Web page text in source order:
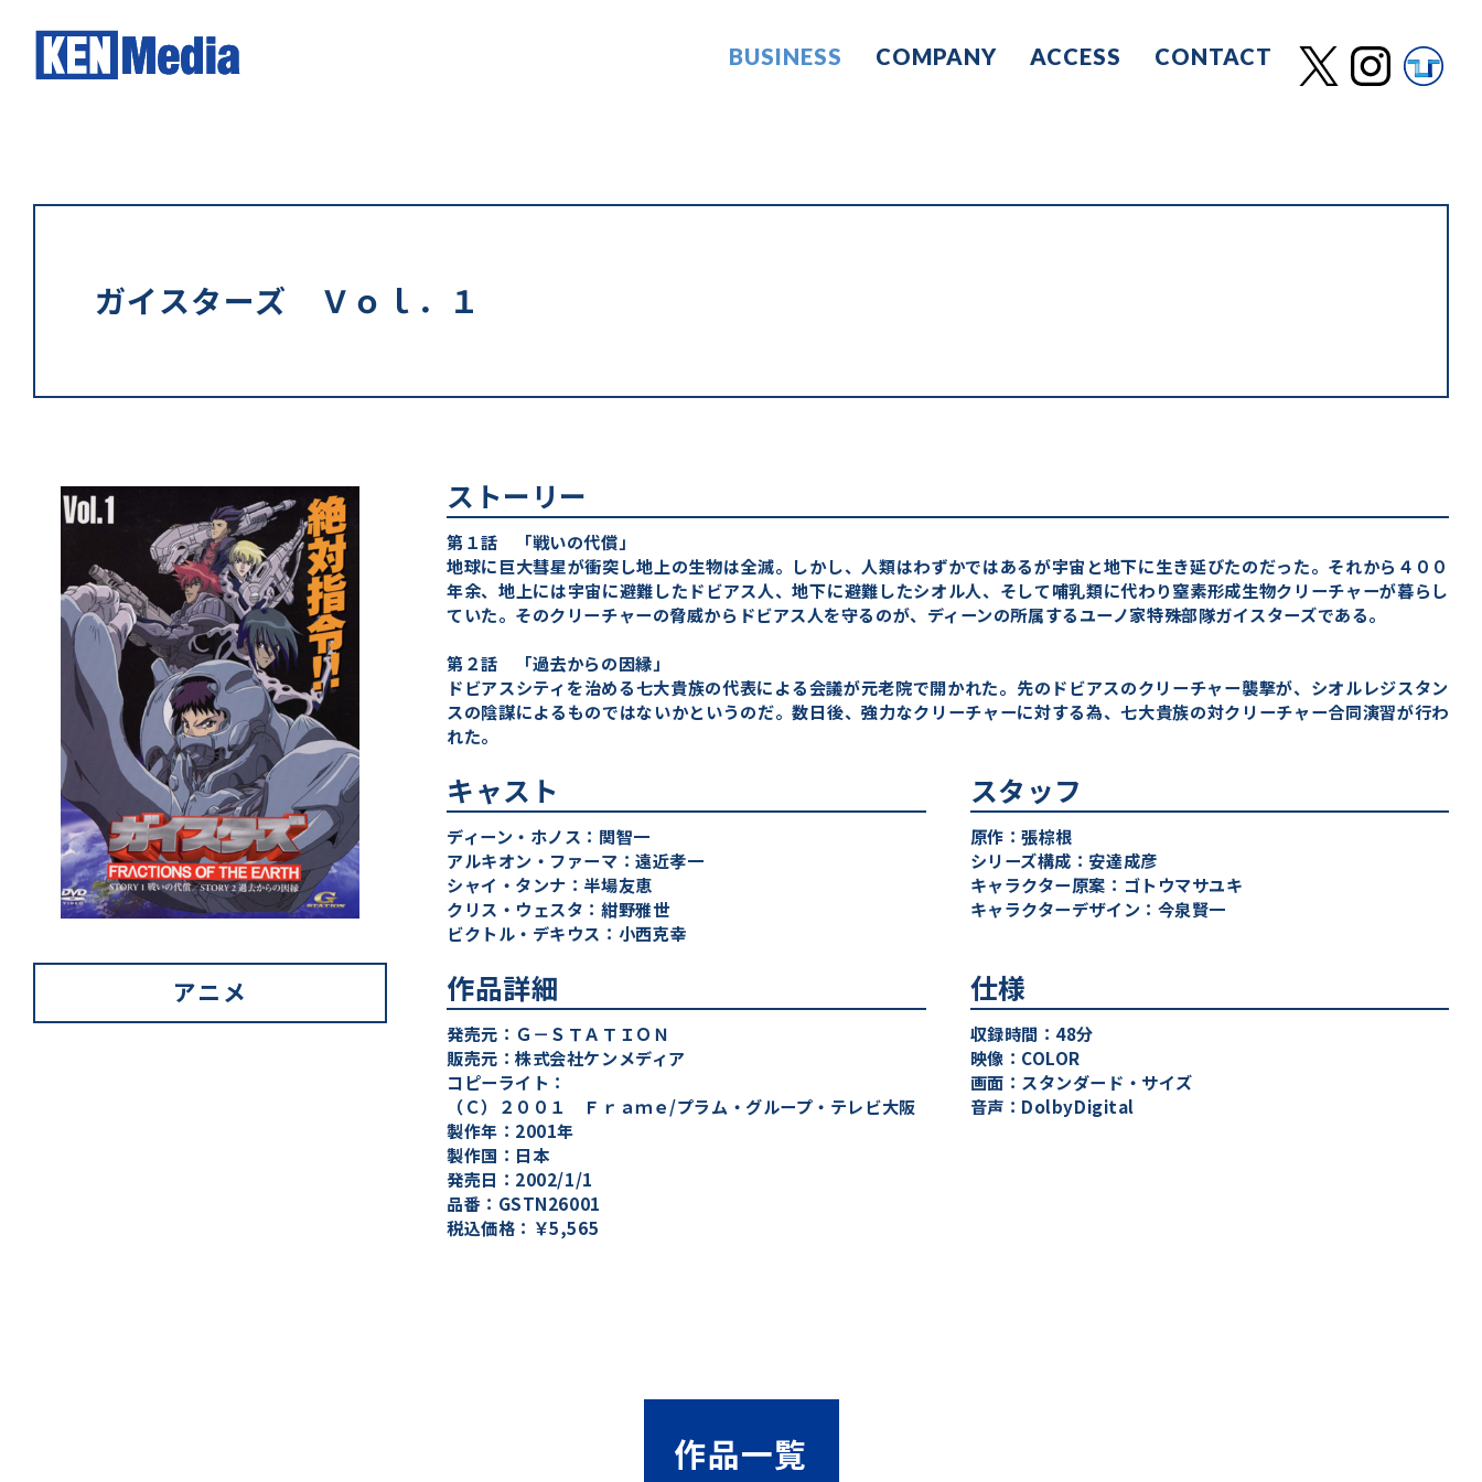
BUSINESS COMPANY ACCESS CONTACT
ガイスターズ Ｖｏｌ．１
アニメ
ストーリー
第１話 「戦いの代償」
地球に巨大彗星が衝突し地上の生物は全滅。しかし、人類はわずかではあるが宇宙と地下に生き延びたのだった。それから４００
年余、地上には宇宙に避難したドビアス人、地下に避難したシオル人、そして哺乳類に代わり窒素形成生物クリーチャーが暮らし
ていた。そのクリーチャーの脅威からドビアス人を守るのが、ディーンの所属するユーノ家特殊部隊ガイスターズである。
第２話 「過去からの因縁」
ドビアスシティを治める七大貴族の代表による会議が元老院で開かれた。先のドビアスのクリーチャー襲撃が、シオルレジスタン
スの陰謀によるものではないかというのだ。数日後、強力なクリーチャーに対する為、七大貴族の対クリーチャー合同演習が行わ
れた。
キャスト
ディーン・ホノス：関智一
アルキオン・ファーマ：遠近孝一
シャイ・タンナ：半場友恵
クリス・ウェスタ：紺野雅世
ビクトル・デキウス：小西克幸
スタッフ
原作：張棕根
シリーズ構成：安達成彦
キャラクター原案：ゴトウマサユキ
キャラクターデザイン：今泉賢一
作品詳細
発売元：Ｇ－ＳＴＡＴＩＯＮ
販売元：株式会社ケンメディア
コピーライト：
（Ｃ）２００１ Ｆｒａｍｅ/プラム・グループ・テレビ大阪
製作年：2001年
製作国：日本
発売日：2002/1/1
品番：GSTN26001
税込価格：￥5,565
仕様
収録時間：48分
映像：COLOR
画面：スタンダード・サイズ
音声：DolbyDigital
作品一覧